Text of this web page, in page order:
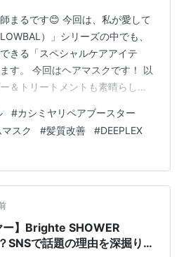
まるです😊 ​今回は、私が愛して
）」シリーズの中でも、
きる「スペシャルケアアイテ
す。 今回はヘアマスクです！ ​以
＆トリートメントも素晴らしい
」と「DEEPLEX プレミアムマス
だ、これらのアイテム、実は
たコツがあるんです。 ​私自身、
プー→マスク」だけで終わらせ
かイマイチかも？」と悩んだ時
ロ…
#カシミヤリペアブースター
スク #髪質改善 #DEEPLEX
ー】Brighte SHOWER
SNSで話題の理由を深掘りレ